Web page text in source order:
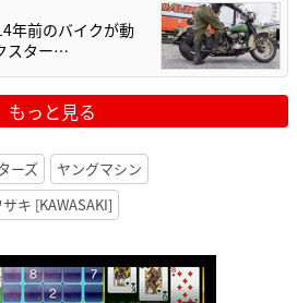
年前のバイクが動
スター…
もっと見る
ーズ
ヤングマシン
キ [KAWASAKI]